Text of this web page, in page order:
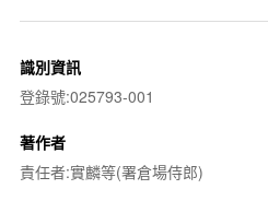
識別資訊
登錄號:025793-001
著作者
責任者:實麟等(署倉場侍郎)